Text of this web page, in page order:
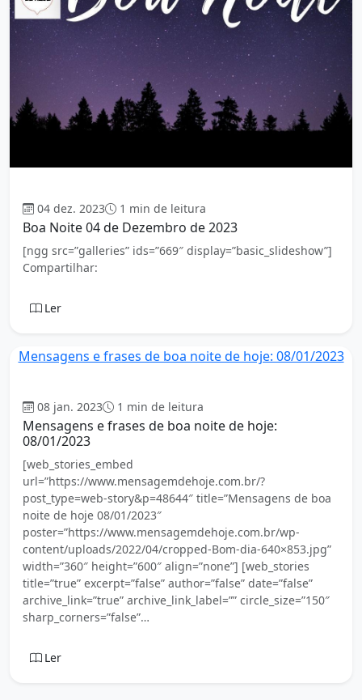
04 dez. 2023 1 min de leitura
Boa Noite 04 de Dezembro de 2023
[ngg src=”galleries” ids=”669″ display=”basic_slideshow”]
Compartilhar:
Ler
Mensagens e frases de boa noite de hoje: 08/01/2023
08 jan. 2023 1 min de leitura
Mensagens e frases de boa noite de hoje:
08/01/2023
[web_stories_embed
url=”https://www.mensagemdehoje.com.br/?
post_type=web-story&p=48644″ title=”Mensagens de boa
noite de hoje 08/01/2023″
poster=”https://www.mensagemdehoje.com.br/wp-
content/uploads/2022/04/cropped-Bom-dia-640×853.jpg”
width=”360″ height=”600″ align=”none”] [web_stories
title=”true” excerpt=”false” author=”false” date=”false”
archive_link=”true” archive_link_label=”” circle_size=”150″
sharp_corners=”false”…
Ler